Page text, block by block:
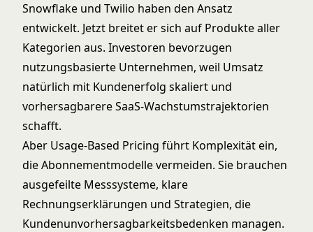
Snowflake und Twilio haben den Ansatz
entwickelt. Jetzt breitet er sich auf Produkte aller
Kategorien aus. Investoren bevorzugen
nutzungsbasierte Unternehmen, weil Umsatz
natürlich mit Kundenerfolg skaliert und
vorhersagbarereSaaS-Wachstumstrajektorien
schafft.
Aber Usage-Based Pricing führt Komplexität ein,
die Abonnementmodelle vermeiden. Sie brauchen
ausgefeilte Messsysteme, klare
Rechnungserklärungen und Strategien, die
Kundenunvorhersagbarkeitsbedenken managen.